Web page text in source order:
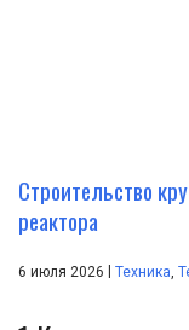
Строительство
реактора
6 июля 2026 Техника,